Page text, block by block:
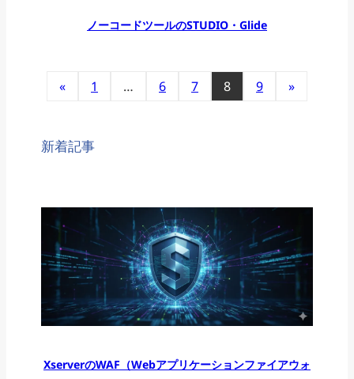
ノーコードツールのSTUDIO・Glide
« 1 … 6 7 8 9 »
新着記事
XserverのWAF（Webアプリケーションファイアウォ